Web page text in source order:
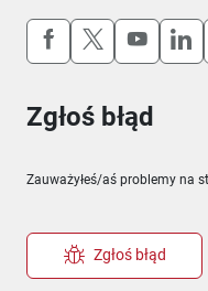
Uwaga, link
Uwaga,
Zgłoś błąd
Zauważyłeś/aś problemy na
Zgłoś błąd